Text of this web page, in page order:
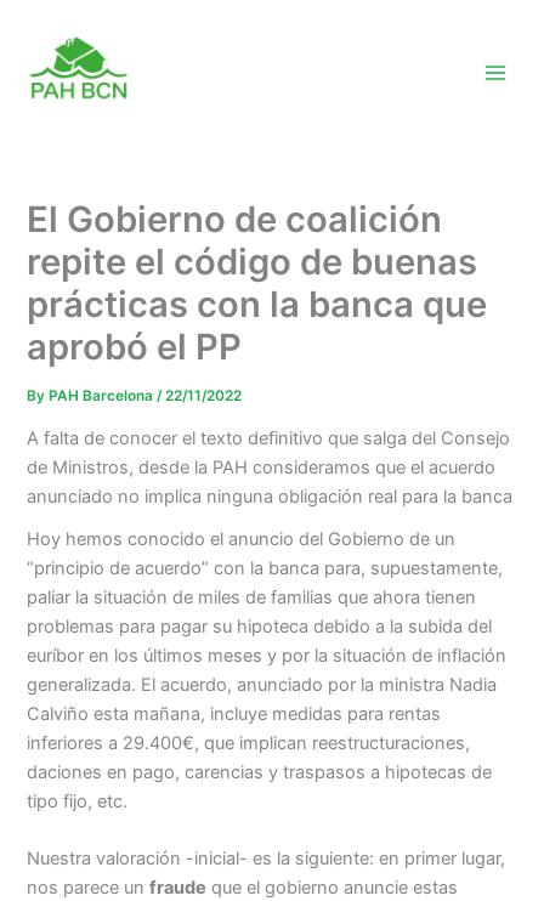
content
El Gobierno de coalición
repite el código de buenas
prácticas con la banca que
aprobó el PP
By PAH Barcelona/22/11/2022
A falta de conocer el texto definitivo que salga del Consejo
de Ministros, desde la PAH consideramos que el acuerdo
anunciado no implica ninguna obligación real para la banca
Hoy hemos conocido el anuncio del Gobierno de un
“principio de acuerdo” con la banca para, supuestamente,
paliar la situación de miles de familias que ahora tienen
problemas para pagar su hipoteca debido a la subida del
euríbor en los últimos meses y por la situación de inflación
generalizada. El acuerdo, anunciado por la ministra Nadia
Calviño esta mañana, incluye medidas para rentas
inferiores a 29.400€, que implican reestructuraciones,
daciones en pago, carencias y traspasos a hipotecas de
tipo fijo, etc.
Nuestra valoración -inicial- es la siguiente: en primer lugar,
nos parece unfraude que el gobierno anuncie estas